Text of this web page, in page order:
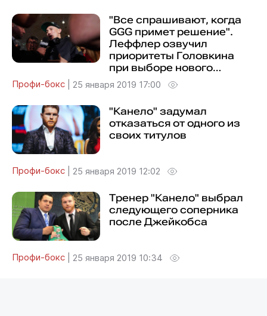
"Все спрашивают, когда
GGG примет решение".
Леффлер озвучил
приоритеты Головкина
при выборе нового
телепартнера
Профи-бокс 25 января 2019 17:00
"Канело" задумал
отказаться от одного из
своих титулов
Профи-бокс 25 января 2019 12:02
Тренер "Канело" выбрал
следующего соперника
после Джейкобса
Профи-бокс 25 января 2019 10:34